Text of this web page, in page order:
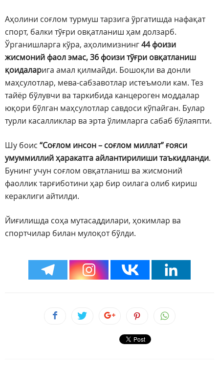
Аҳолини соғлом турмуш тарзига ўргатишда нафақат
спорт, балки тўғри овқатланиш ҳам долзарб.
Ўрганишларга кўра, аҳолимизнинг44 фоизи
жисмоний фаол эмас, 36 фоизи тўғри овқатланиш
қоидаларига амал қилмайди. Бошоқли ва донли
маҳсулотлар, мева-сабзавотлар истеъмоли кам. Тез
тайёр бўлувчи ва таркибида канцероген моддалар
юқори бўлган маҳсулотлар савдоси кўпайган. Булар
турли касалликлар ва эрта ўлимларга сабаб бўлаяпти.
Шу боис “Соғлом инсон – соғлом миллат” ғояси
умуммиллий ҳаракатга айлантирилиши таъкидланди.
Бунинг учун соғлом овқатланиш ва жисмоний
фаоллик тарғиботини ҳар бир оилага олиб кириш
кераклиги айтилди.
Йиғилишда соҳа мутасаддилари, ҳокимлар ва
спортчилар билан мулоқот бўлди.